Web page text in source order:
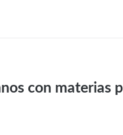
con materias